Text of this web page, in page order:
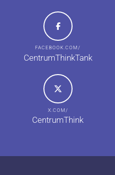
FACEBOOK.COM/
CentrumThinkTank
X.COM/
CentrumThink